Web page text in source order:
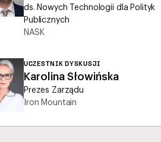
ds. Nowych Technologii dla Polityk
Publicznych
NASK
UCZESTNIK DYSKUSJI
Karolina Słowińska
Prezes Zarządu
Iron Mountain